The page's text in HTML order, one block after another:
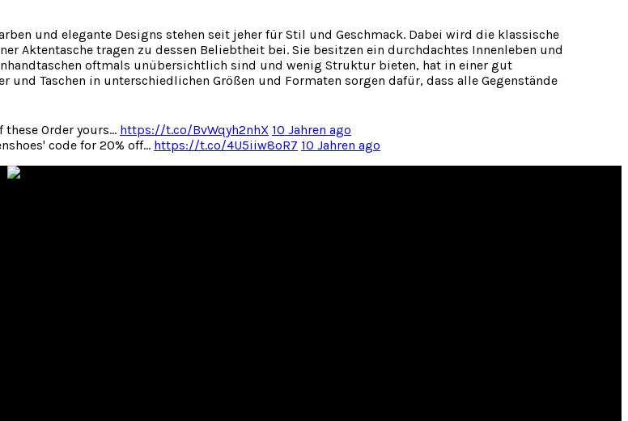
und elegante Designs stehen seit jeher für Stil und Geschmack. Dabei wird die klassische
Aktentasche tragen zu dessen Beliebtheit bei. Sie besitzen ein durchdachtes Innenleben und
oftmals unübersichtlich sind und wenig Struktur bieten, hat in einer gut
und Taschen in unterschiedlichen Größen und Formaten sorgen dafür, dass alle Gegenstände
these Order yours… https://t.co/BvWqyh2nhX 10 Jahren ago
code for 20% off… https://t.co/4U5iiw8oR7 10 Jahren ago